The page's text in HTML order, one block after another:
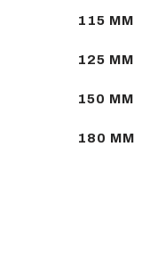
115 MM
125 MM
150 MM
180 MM